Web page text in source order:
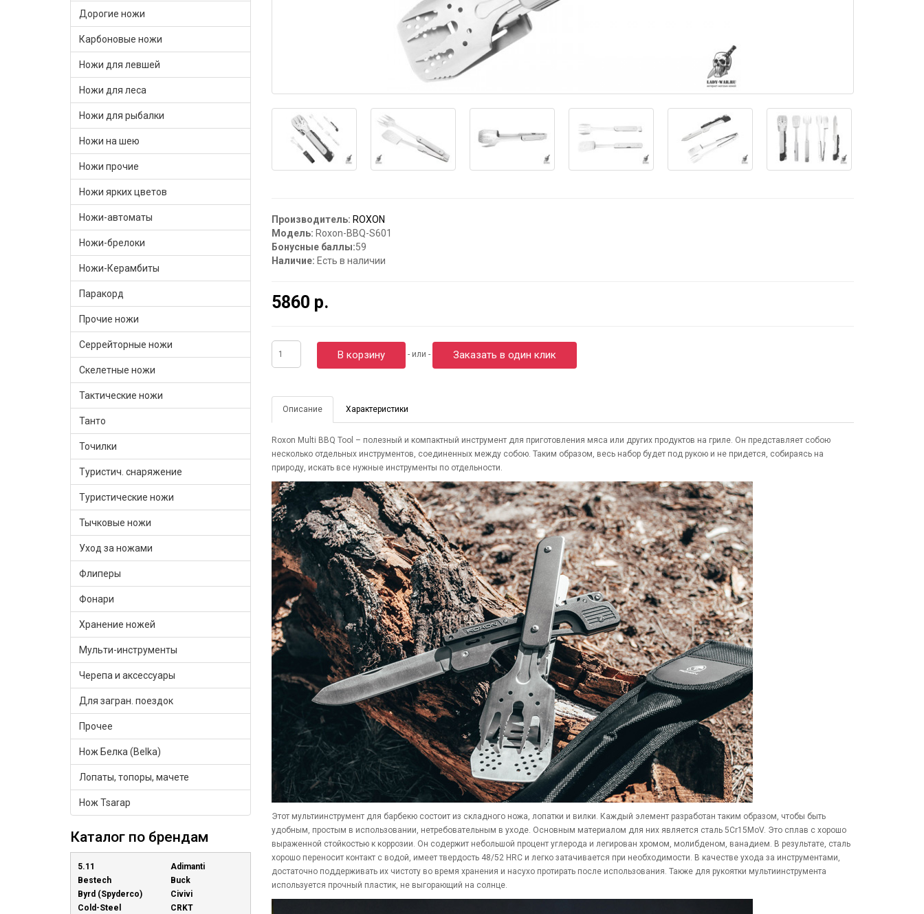
Дорогие ножи
Карбоновые ножи
Ножи для левшей
Ножи для леса
Ножи для рыбалки
Ножи на шею
Ножи прочие
Ножи ярких цветов
Ножи-автоматы
Ножи-брелоки
Ножи-Керамбиты
Паракорд
Прочие ножи
Серрейторные ножи
Скелетные ножи
Тактические ножи
Танто
Точилки
Туристич. снаряжение
Туристические ножи
Тычковые ножи
Уход за ножами
Флиперы
Фонари
Хранение ножей
Мульти-инструменты
Черепа и аксессуары
Для загран. поездок
Прочее
Нож Белка (Belka)
Лопаты, топоры, мачете
Нож Tsarap
Каталог по брендам
5.11
Adimanti
Bestech
Buck
Byrd (Spyderco)
Civivi
Cold-Steel
CRKT
Производитель: ROXON
Модель: Roxon-BBQ-S601
Бонусные баллы:59
Наличие: Есть в наличии
5860 р.
В корзину - или - Заказать в один клик
Описание Характеристики
Roxon Multi BBQ Tool – полезный и компактный инструмент для приготовления мяса или других продуктов на гриле. Он представляет собою
несколько отдельных инструментов, соединенных между собою. Таким образом, весь набор будет под рукою и не придется, собираясь на
природу, искать все нужные инструменты по отдельности.
Этот мультиинструмент для барбекю состоит из складного ножа, лопатки и вилки. Каждый элемент разработан таким образом, чтобы быть
удобным, простым в использовании, нетребовательным в уходе. Основным материалом для них является сталь 5Cr15MoV. Это сплав с хорошо
выраженной стойкостью к коррозии. Он содержит небольшой процент углерода и легирован хромом, молибденом, ванадием. В результате, сталь
хорошо переносит контакт с водой, имеет твердость 48/52 HRC и легко затачивается при необходимости. В качестве ухода за инструментами,
достаточно поддерживать их чистоту во время хранения и насухо протирать после использования. Также для рукоятки мультиинструмента
используется прочный пластик, не выгорающий на солнце.